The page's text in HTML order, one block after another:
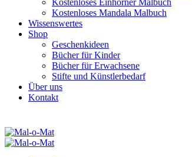
Kostenloses Einhörner Malbuch
Kostenloses Mandala Malbuch
Wissenswertes
Shop
Geschenkideen
Bücher für Kinder
Bücher für Erwachsene
Stifte und Künstlerbedarf
Über uns
Kontakt